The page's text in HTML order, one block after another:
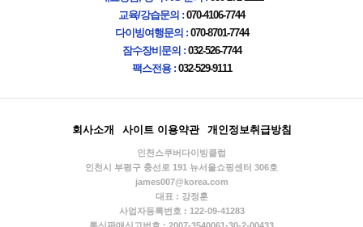
교육/강습문의 : 070-4106-7744
다이빙여행문의 :070-8701-7744
잠수장비문의 :032-526-7744
팩스전용 :032-529-9111
회사소개 사이트 이용약관 개인정보취급방침
인천스쿠버다이빙클럽
인천시 부평구 충선로 191 뉴서울쇼핑센터 306호
james007@korea.com
대표 : 강정훈
사업자등록번호 : 122-09-41283